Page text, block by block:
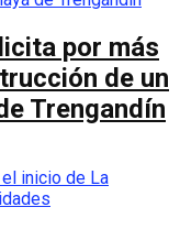
por más
de un
Trengandín